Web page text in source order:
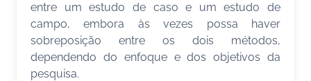
entre um estudo de caso e um estudo de
campo, embora às vezes possa haver
sobreposição entre os dois métodos,
dependendo do enfoque e dos objetivos da
pesquisa.